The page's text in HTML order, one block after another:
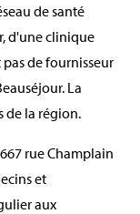
de santé
d'une clinique
de fournisseur
La
de la région.
rue Champlain
et
aux